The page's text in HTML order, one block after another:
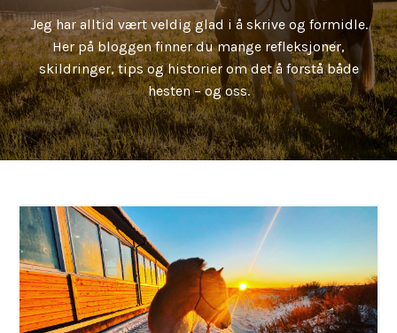
Jeg har alltid vært veldig glad i å skrive og formidle.
Her på bloggen finner du mange refleksjoner,
skildringer, tips og historier om det å forstå både
hesten – og oss.